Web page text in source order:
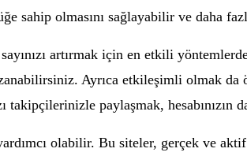
sahip olmasını sağlayabilir ve daha
artırmak için en etkili
Ayrıca etkileşimli olmak
paylaşmak, hesabınızın
olabilir. Bu siteler, gerçek ve